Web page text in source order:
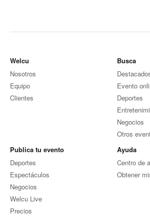
Welcu
Nosotros
Equipo
Clientes
Busca
Evento
Deportes
Negocios
Otros
Publica tu evento
Deportes
Espectáculos
Negocios
Welcu Live
Precios
Ayuda
Centro de
Obtener